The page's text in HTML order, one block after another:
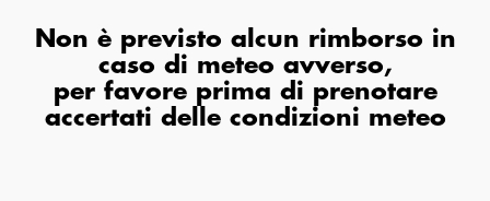
Non è previsto alcun rimborso in
caso di meteo avverso,
per favore prima di prenotare
accertati delle condizioni meteo